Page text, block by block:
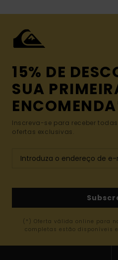
15% DE
SUA
Inscreva-se para receber
ofertas exclusivas.
(*) Oferta válida online para
completas estão disponíveis